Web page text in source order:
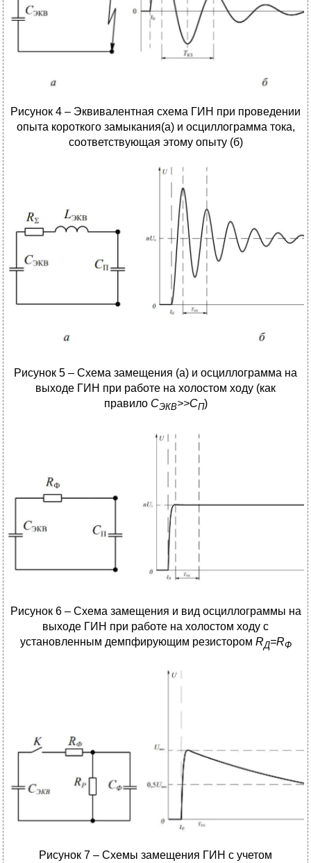
Рисунок 4 – Эквивалентная схема ГИН при проведении
опыта короткого замыкания(а) и осциллограмма тока,
соответствующая этому опыту (б)
Рисунок 5 – Схема замещения (а) и осциллограмма на
выходе ГИН при работе на холостом ходу (как
правило СЭКВ>>CП)
Рисунок 6 – Схема замещения и вид осциллограммы на
выходе ГИН при работе на холостом ходу с
установленным демпфирующим резистором RД=RФ
Рисунок 7 – Схемы замещения ГИН с учетом